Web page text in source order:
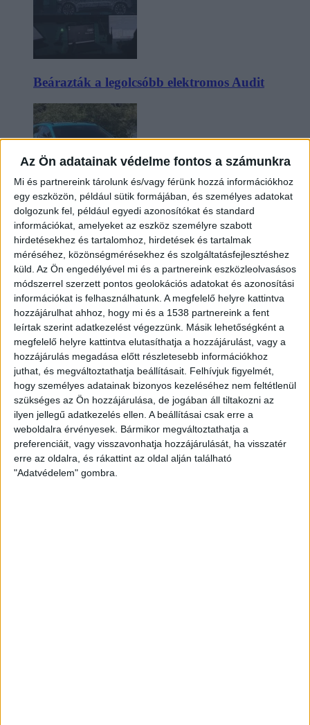
Az Ön adatainak védelme fontos a számunkra
Mi és partnereink tárolunk és/vagy férünk hozzá információkhoz
egy eszközön, például sütik formájában, és személyes adatokat
dolgozunk fel, például egyedi azonosítókat és standard
információkat, amelyeket az eszköz személyre szabott
hirdetésekhez és tartalomhoz, hirdetések és tartalmak
méréséhez, közönségmérésekhez és szolgáltatásfejlesztéshez
küld. Az Ön engedélyével mi és a partnereink eszközleolvasásos
módszerrel szerzett pontos geolokációs adatokat és azonosítási
információkat is felhasználhatunk. A megfelelő helyre kattintva
hozzájárulhat ahhoz, hogy mi és a 1538 partnereink a fent
leírtak szerint adatkezelést végezzünk. Másik lehetőségként a
megfelelő helyre kattintva elutasíthatja a hozzájárulást, vagy a
hozzájárulás megadása előtt részletesebb információkhoz
juthat, és megváltoztathatja beállításait. Felhívjuk figyelmét,
hogy személyes adatainak bizonyos kezeléséhez nem feltétlenül
szükséges az Ön hozzájárulása, de jogában áll tiltakozni az
ilyen jellegű adatkezelés ellen. A beállításai csak erre a
weboldalra érvényesek. Bármikor megváltoztathatja a
preferenciáit, vagy visszavonhatja hozzájárulását, ha visszatér
erre az oldalra, és rákattint az oldal alján található
"Adatvédelem" gombra.
Beárazták a legolcsóbb elektromos Audit
Két év sem kellett: máris nyugdíjba küldi utolsó
amerikai villanyautóját a Honda
Kilencmillió alatt indul a legolcsóbb elektromos
Volkswagen